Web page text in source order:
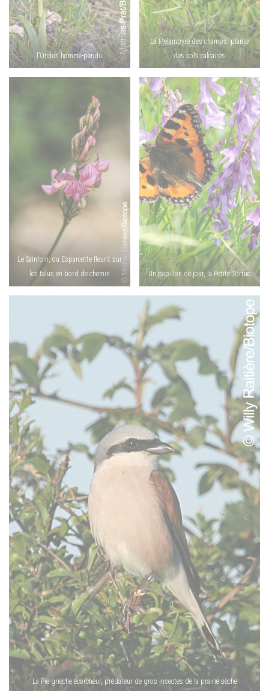
l’Orchis homme-pendu
La Mélampyre des champs, plante
des sols calcaires
Le Sainfoin, ou Esparcette fleurit sur
les talus en bord de chemin
Un papillon de jour, la Petite Tortue
La Pie-grièche écorcheur, prédateur de gros insectes de la prairie sèche